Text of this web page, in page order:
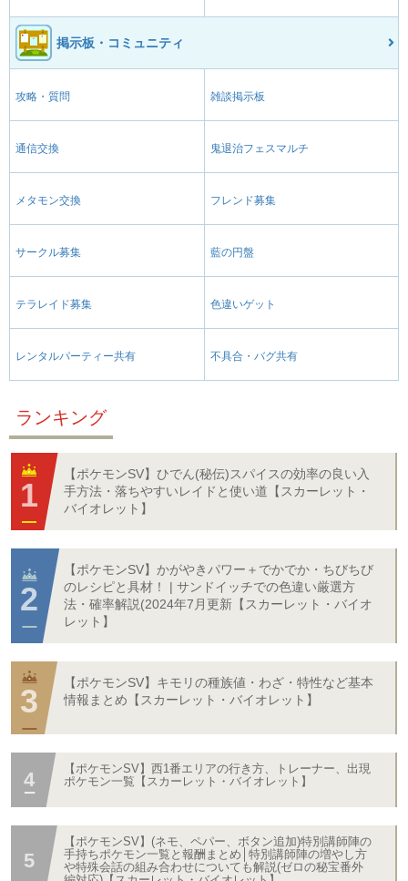
掲示板・コミュニティ
攻略・質問 雑談掲示板
通信交換 鬼退治フェスマルチ
メタモン交換 フレンド募集
サークル募集 藍の円盤
テラレイド募集 色違いゲット
レンタルパーティー共有 不具合・バグ共有
ランキング
【ポケモンSV】ひでん(秘伝)スパイスの効率の良い入
手方法・落ちやすいレイドと使い道【スカーレット・
バイオレット】
【ポケモンSV】かがやきパワー＋でかでか・ちびちび
のレシピと具材！ | サンドイッチでの色違い厳選方
法・確率解説(2024年7月更新【スカーレット・バイオ
レット】
【ポケモンSV】キモリの種族値・わざ・特性など基本
情報まとめ【スカーレット・バイオレット】
【ポケモンSV】西1番エリアの行き方、トレーナー、出現
ポケモン一覧【スカーレット・バイオレット】
【ポケモンSV】(ネモ、ペパー、ボタン追加)特別講師陣の
手持ちポケモン一覧と報酬まとめ│特別講師陣の増やし方
や特殊会話の組み合わせについても解説(ゼロの秘宝番外